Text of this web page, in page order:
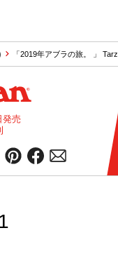
「2019年アブラの旅。 」
発売